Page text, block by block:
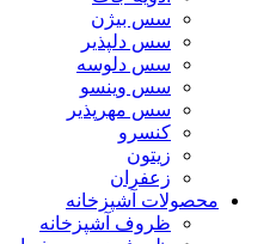
سس بیژن
سس دلپذیر
سس دلوسه
سس وینسو
سس مهرپذیر
کنسرو
زیتون
زعفران
محصولات آشپزخانه
ظروف آشپزخانه